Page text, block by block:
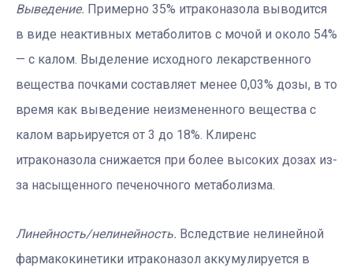
Выведение. Примерно 35% итраконазола выводится
в виде неактивных метаболитов с мочой и около 54%
— с калом. Выделение исходного лекарственного
вещества почками составляет менее 0,03% дозы, в то
время как выведение неизмененного вещества с
калом варьируется от 3 до 18%. Клиренс
итраконазола снижается при более высоких дозах из-
за насыщенного печеночного метаболизма.
Линейность/нелинейность. Вследствие нелинейной
фармакокинетики итраконазол аккумулируется в